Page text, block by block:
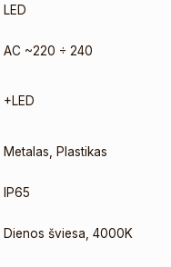
LED
AC ~220 ÷ 240
+LED
Metalas Plastikas
IP65
Dienos šviesa ,4000K